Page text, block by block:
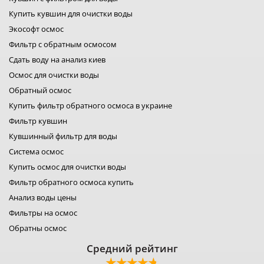
фильтры filter1
лидер фильтр
лидер комфорт
фильтры для воды organic
фильтры raifil
ustm картридж
гейзер фильтр для воды
фильтр роса
фильтры свод
фильтр для воды
фильтры аквафильтр
аквафор кувшины
Купить кувшин для очистки воды
Экософт осмос
Фильтр с обратным осмосом
Сдать воду на анализ киев
Осмос для очистки воды
Обратный осмос
Купить фильтр обратного осмоса в украине
Фильтр кувшин
Кувшинный фильтр для воды
Система осмос
Купить осмос для очистки воды
Фильтр обратного осмоса купить
Анализ воды цены
Фильтры на осмос
Обратны осмос
Средний рейтинг